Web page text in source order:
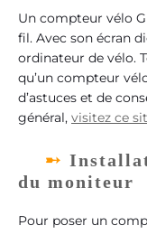
Un compteur vélo
fil. Avec son écran
ordinateur de vélo.
qu’un compteur
d’astuces et de
général, visitez ce
du moniteur
Pour poser un